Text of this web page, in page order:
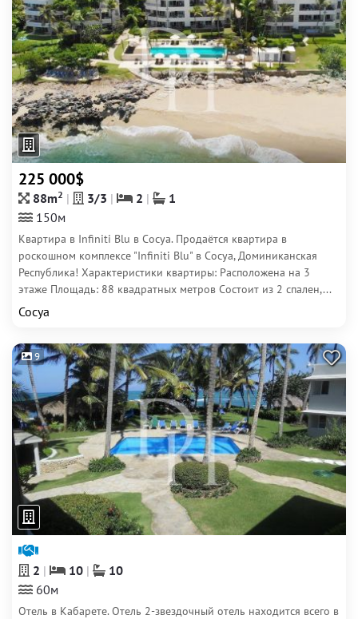
225 000$
88m2 3/3 2
1
150м
Квартира в Infiniti Blu в Сосуа. Продаётся квартира в
роскошном комплексе "Infiniti Blu" в Сосуа, Доминиканская
Республика! Характеристики квартиры: Расположена на 3
этаже Площадь: 88 квадратных метров Состоит из 2 спален,...
Сосуа
9
2 10
10
60м
Отель в Кабарете. Отель 2-звездочный отель находится всего в